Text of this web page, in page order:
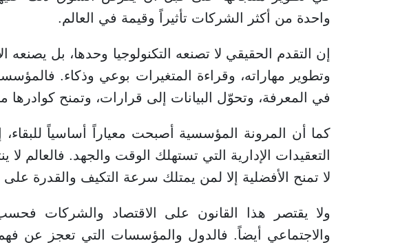
واحدة من أكثر الشركات تأثيراً وقيمة في العالم.
إن التقدم الحقيقي لا تصنعه التكنولوجيا وحدها، بل يصنعه
وتطوير مهاراته، وقراءة المتغيرات بوعي وذكاء.
في المعرفة، وتحوّل البيانات إلى قرارات، وتمنح كوادرها
كما أن المرونة المؤسسية أصبحت معياراً أساسياً
التعقيدات الإدارية التي تستهلك الوقت والجهد. فالعالم
لا تمنح الأفضلية إلا لمن يمتلك سرعة التكيف والقدرة على
ولا يقتصر هذا القانون على الاقتصاد والشركات
والاجتماعي أيضاً. فالدول والمؤسسات التي تعجز عن فهم